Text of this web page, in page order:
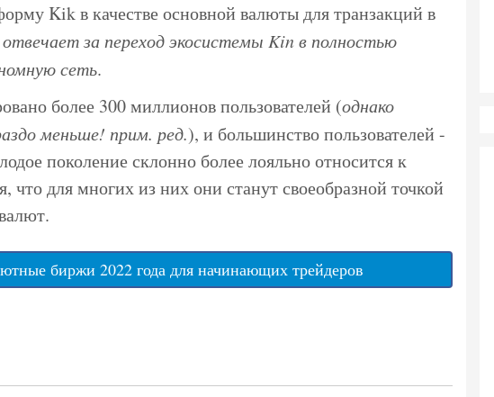
Kik в качестве основной валюты для транзакций в
отвечает за переход экосистемы Kin в полностью
сеть.
более 300 миллионов пользователей (однако
меньше! прим. ред.), и большинство пользователей -
поколение склонно более лояльно относится к
что для многих из них они станут своеобразной точкой
биржи 2022 года для начинающих трейдеров